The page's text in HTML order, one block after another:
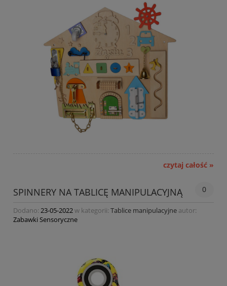
czytaj całość »
SPINNERY NA TABLICĘ MANIPULACYJNĄ 0
Dodano: 23-05-2022w kategorii: Tablice manipulacyjne autor:
Zabawki Sensoryczne